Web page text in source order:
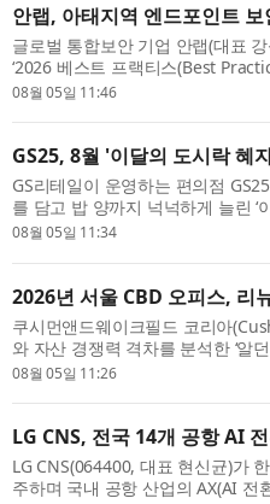
안랩, 아태지역 엔드포인트 보
글로벌 통합보안 기업 안랩(대표
‘2026 베스트 프랙티스(Best
트 보안 부문 ‘경쟁전략 리더십
08월 05일 11:46
GS25, 8월 '이달의 도시락 혜
GS리테일이 운영하는 편의점
를 담고 밥 양까지 넉넉하게 늘린 ‘
락’은 매월 첫째 주 콘셉트를 정해
08월 05일 11:34
2026년 서울 CBD 오피스, 리
쿠시먼앤드웨이크필드 코리아
와 자산 경쟁력 격차를 분석한 ‘알
보고서는 쿠시먼앤드웨이크필드
08월 05일 11:26
LG CNS, 전국 14개 공항 AI
LG CNS(064400, 대표 현신균)가
주하며 국내 공항 산업의 AX(AI